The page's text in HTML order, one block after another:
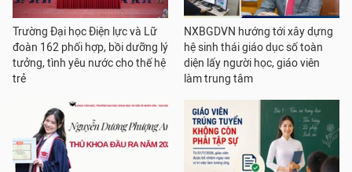
Trường Đại học Điện lực và Lữ
đoàn 162 phối hợp, bồi dưỡng lý
tưởng, tình yêu nước cho thế hệ
trẻ
NXBGDVN hướng tới xây dựng
hệ sinh thái giáo dục số toàn
diện lấy người học, giáo viên
làm trung tâm